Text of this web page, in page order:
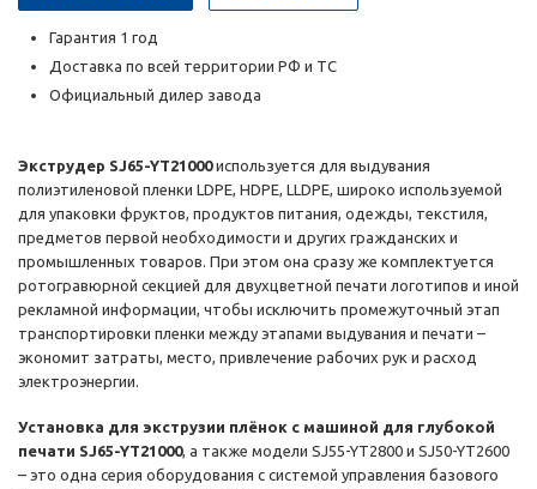
Гарантия 1 год
Доставка по всей территории РФ и ТС
Официальный дилер завода
Экструдер SJ65-YT21000используется для выдувания
полиэтиленовой пленки LDPE, HDPE, LLDPE, широко используемой
для упаковки фруктов, продуктов питания, одежды, текстиля,
предметов первой необходимости и других гражданских и
промышленных товаров. При этом она сразу же комплектуется
ротогравюрной секцией для двухцветной печати логотипов и иной
рекламной информации, чтобы исключить промежуточный этап
транспортировки пленки между этапами выдувания и печати –
экономит затраты, место, привлечение рабочих рук и расход
электроэнергии.
Установка для экструзии плёнок с машиной для глубокой
печати SJ65-YT21000, а также модели SJ55-YT2800 и SJ50-YT2600
– это одна серия оборудования с системой управления базового